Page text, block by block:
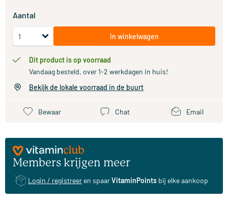
Aantal
In winkelwagen
Dit product is op voorraad
Vandaag besteld, over 1-2 werkdagen in huis!
Bekijk de lokale voorraad in de buurt
Bewaar Chat Email
Members krijgen meer
Login / registreer en spaarVitaminPoints bij elke aankoop